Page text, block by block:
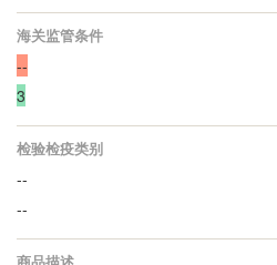
海关监管条件
--
3
检验检疫类别
--
--
商品描述